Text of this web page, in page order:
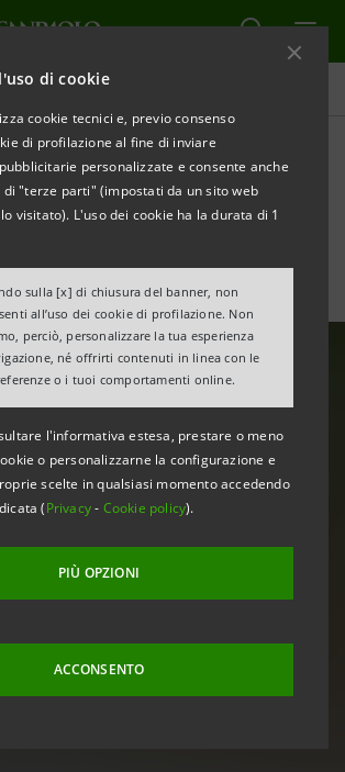
di cookie
cookie tecnici e, previo consenso
di profilazione al fine di inviare
personalizzate e consente anche
di "terze parti" (impostati da un sito web
visitato). L'uso dei cookie ha la durata di 1
sulla [x] di chiusura del banner, non
all’uso dei cookie di profilazione. Non
perciò, personalizzare la tua esperienza
né offrirti contenuti in linea con le
o i tuoi comportamenti online.
l'informativa estesa, prestare o meno
o personalizzarne la configurazione e
scelte in qualsiasi momento accedendo
(Privacy- Cookie policy).
PIÙ OPZIONI
ACCONSENTO